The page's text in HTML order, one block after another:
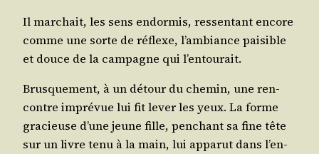
Il mar­chait, les sens endor­mis, res­sen­tant encore
comme une sorte de réflexe, l’am­biance pai­sible
et douce de la cam­pagne qui l’entourait.
Brus­que­ment, à un détour du che­min, une ren­
contre impré­vue lui fit lever les yeux. La forme
gra­cieuse d’une jeune fille, pen­chant sa fine tête
sur un livre tenu à la main, lui appa­rut dans l’en­